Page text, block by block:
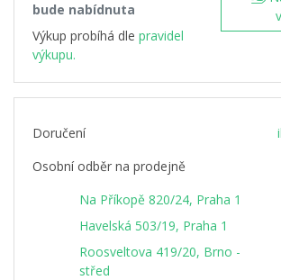
bude nabídnuta
Výkup probíhá dle pravidel
výkupu.
Doručení
Osobní odběr na prodejně
Na Příkopě 820/24, Praha 1
Havelská 503/19, Praha 1
Roosveltova 419/20, Brno -
střed